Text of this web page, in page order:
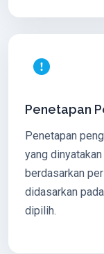
Penetapan
Penetapan
yang
berdasarkan
didasarkan
dipilih.